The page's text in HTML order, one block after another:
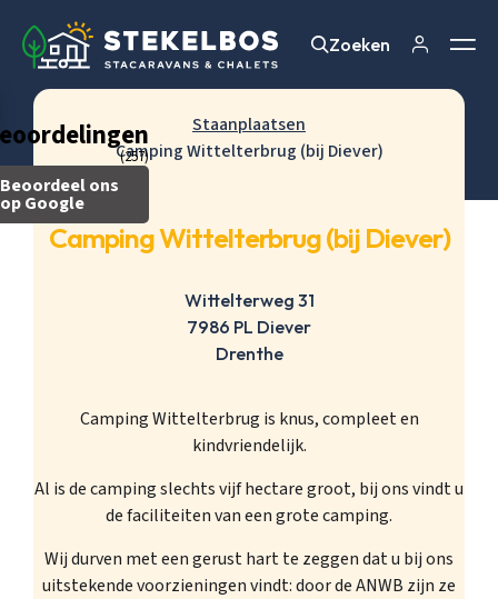
(257)
Beoordeel ons
op Google
Zoeken
Zoeken
Staanplaatsen
Camping Wittelterbrug (bij Diever)
Camping Wittelterbrug (bij Diever)
Wittelterweg 31
7986 PL Diever
Drenthe
Camping Wittelterbrug is knus, compleet en
kindvriendelijk.
Al is de camping slechts vijf hectare groot, bij ons vindt u
de faciliteiten van een grote camping.
Wij durven met een gerust hart te zeggen dat u bij ons
uitstekende voorzieningen vindt: door de ANWB zijn ze